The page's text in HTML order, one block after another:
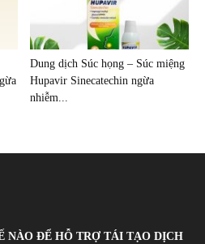
Dung dịch Súc họng – Súc miệng
Hupavir Sinecatechin ngừa
nhiễm...
NÀO ĐỂ HỖ TRỢ TÁI TẠO DỊCH